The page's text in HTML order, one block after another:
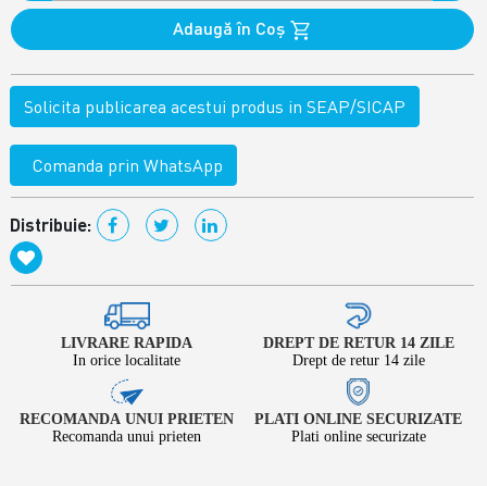
Adaugă în Coş
Solicita publicarea acestui produs in SEAP/SICAP
Comanda prin WhatsApp
Distribuie:
LIVRARE RAPIDA
In orice localitate
DREPT DE RETUR 14 ZILE
Drept de retur 14 zile
RECOMANDA UNUI PRIETEN
Recomanda unui prieten
PLATI ONLINE SECURIZATE
Plati online securizate